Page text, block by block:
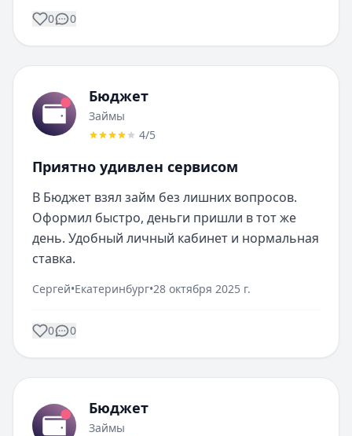
0 0
Бюджет
Займы
4/5
Приятно удивлен сервисом
В Бюджет взял займ без лишних вопросов.
Оформил быстро, деньги пришли в тот же
день. Удобный личный кабинет и нормальная
ставка.
Сергей•Екатеринбург•28 октября 2025 г.
0 0
Бюджет
Займы